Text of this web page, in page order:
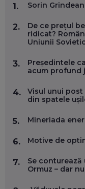
FOLOSEȘTI
EP. 58
FOLOSEȘTI
CĂTRE
EP. 57
ANDREI
CARIERĂ
DOINA
ÎNVAȚĂ
1. Sorin
2.
De ce prețul
ridicat?
Uniunii
3.
Președintele
acum profund
4.
Visul unui post
din spatele
5. Mineriada
6. Motive de
7.
Se
Ormuz – dar